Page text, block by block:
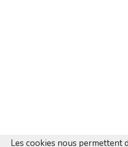
Les cookies nous permettent